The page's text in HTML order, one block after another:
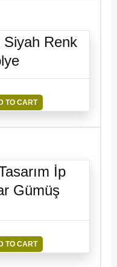
Siyah Renk
TO CART
İp
Gümüş
TO CART